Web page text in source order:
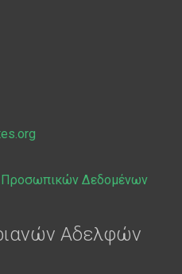
Προσωπικών Δεδομένων
Αδελφών